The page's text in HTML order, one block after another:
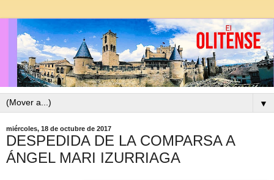
▼
miércoles, 18 de octubre de 2017
DESPEDIDA DE LA COMPARSA A
ÁNGEL MARI IZURRIAGA